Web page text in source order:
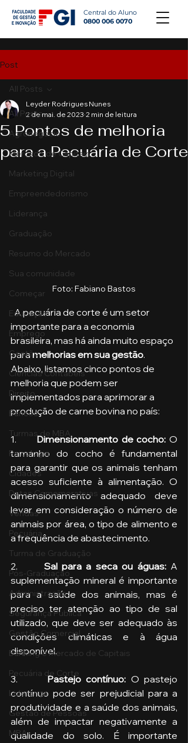
Central do Aluno
0800 006 0070
Post
All Posts
Agronegócio
Mercado de Capitais
Marketing Digital
Empreendedorismo
Liderança
Graduação
Resumo do Mercado
Sua comunidade
Começar
Educação
Emprego
Gestão
Ciências Contábeis
Direito
Bancos
Turmas de MBA
Psicologia
Cidades
Datas Comemorativas
Vendas
Pecuária
Turma de Graduação
Pós-Graduação
Administração
Segurança Publica
Gestão Comercial
Banking e Mercado de Capitais
Pecuária de Corte
Liderança
Gestão de Pessoas
MBA
All Posts
5 Pontos de melhoria
para a Pecuária de Corte
Leyder Rodrigues Nunes
2 de mai. de 2023 2 min de leitura
Foto: Fabiano Bastos
  A pecuária de corte é um setor
importante para a economia
brasileira, mas há ainda muito espaço
para melhorias em sua gestão.
Abaixo, listamos cinco pontos de
melhoria que podem ser
implementados para aprimorar a
produção de carne bovina no país:
1. Dimensionamento de cocho: O
tamanho do cocho é fundamental
para garantir que os animais tenham
acesso suficiente à alimentação. O
dimensionamento adequado deve
levar em consideração o número de
animais por área, o tipo de alimento e
a frequência de abastecimento.
2. Sal para a seca ou águas: A
suplementação mineral é importante
para a saúde dos animais, mas é
preciso ter atenção ao tipo de sal
utilizado, que deve ser adequado às
condições climáticas e à água
disponível.
3. Pastejo contínuo: O pastejo
contínuo pode ser prejudicial para a
produtividade e a saúde dos animais,
além de impactar negativamente a
qualidade do solo. É importante